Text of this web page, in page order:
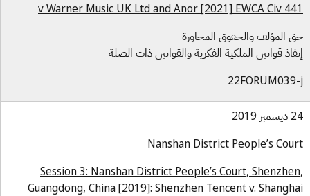
v Warner Music UK Ltd and Anor [2021] EWCA Civ
المؤلف والحقوق المجاورة
قوانين الملكية الفكرية والقوانين ذات الصلة
Nanshan District People’s
Session 3: Nanshan District People’s Court,
Guangdong, China [2019]: Shenzhen Tencent v.